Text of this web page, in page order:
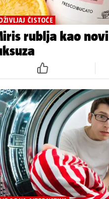
ČISTOĆE
rublja kao